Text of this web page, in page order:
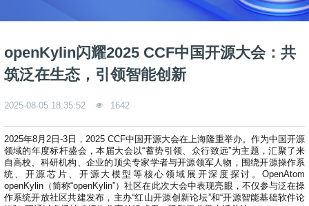
p
e
n
y
i
n
.
0
S
发
行
版
兼
衍
生
发
行
版
>
像
资
源
镜
像
社
区
区
绍
社
区
架
构
社
交
流
社
区
论
>
社
区
>
社
资
新
闻
动
态
>
社
区
活
动
>
学
学
习
资
源
在
>
开
发
>
开
发
>
支
持
openKylin闪耀2025 CCF中国开源大会：共
筑泛在生态，引领智能创新
2025-08-05 18:35:52 1642
2025年8月2日-3日，2025 CCF中国开源大会在上海隆重举办。作为中国开源
领域的年度标杆盛会，本届大会以“蓄势引领、众行致远”为主题，汇聚了来
自高校、科研机构、企业的顶尖专家学者与开源领军人物，围绕开源操作系
统、开源芯片、开源大模型等核心领域展开深度探讨。OpenAtom
openKylin（简称“openKylin”）社区在此次大会中表现亮眼，不仅参与泛在操
作系统开放社区共建发布，主办“红山开源创新论坛”和“开源智能基础软件论